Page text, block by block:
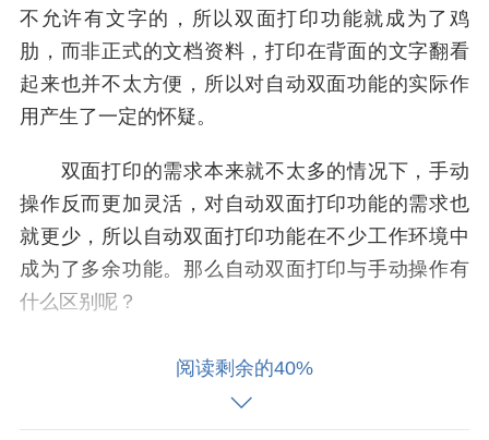
不允许有文字的，所以双面打印功能就成为了鸡
肋，而非正式的文档资料，打印在背面的文字翻看
起来也并不太方便，所以对自动双面功能的实际作
用产生了一定的怀疑。
双面打印的需求本来就不太多的情况下，手动
操作反而更加灵活，对自动双面打印功能的需求也
就更少，所以自动双面打印功能在不少工作环境中
成为了多余功能。那么自动双面打印与手动操作有
什么区别呢？
硬件方面，带有自动双面打印功能的打印设备
阅读剩余的40%